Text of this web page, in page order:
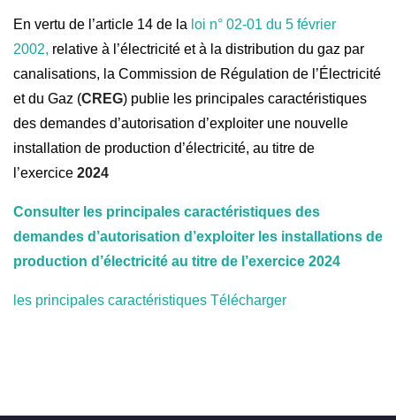
En vertu de l’article 14 de la loi n° 02-01 du 5 février
2002, relative à l’électricité et à la distribution du gaz par
canalisations, la Commission de Régulation de l’Électricité
et du Gaz (CREG) publie les principales caractéristiques
des demandes d’autorisation d’exploiter une nouvelle
installation de production d’électricité, au titre de
l’exercice 2024
Consulter les principales caractéristiques des
demandes d’autorisation d’exploiter les installations de
production d’électricité au titre de l’exercice 2024
les principales caractéristiques Télécharger